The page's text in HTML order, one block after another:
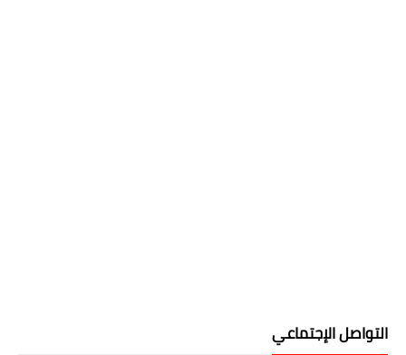
التواصل الإجتماعي